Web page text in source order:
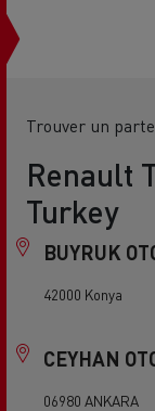
Trouver un
Renault
Turkey
BUYRUK
42000 Konya
CEYHAN
06980 ANKARA